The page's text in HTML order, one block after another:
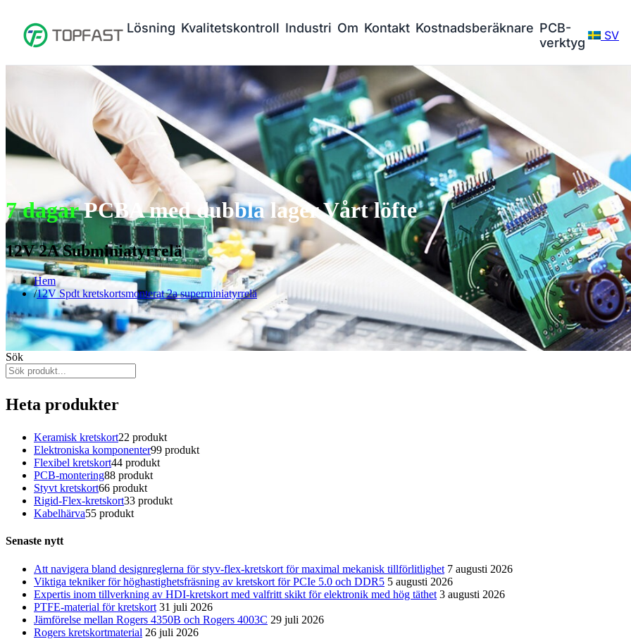
Lösning Kvalitetskontroll Industri Om Kontakt Kostnadsberäknare PCB-
verktyg
SV
7 dagarPCBA med dubbla lager Vårt löfte
12V 2A Subminiatyrrelä
Hem
12V Spdt kretskortsmonterat 2a superminiatyrrelä
Sök
Heta produkter
Keramisk kretskort22 produkt
Elektroniska komponenter99 produkt
Flexibel kretskort44 produkt
PCB-montering88 produkt
Styvt kretskort66 produkt
Rigid-Flex-kretskort33 produkt
Kabelhärva55 produkt
Senaste nytt
Att navigera bland designreglerna för styv-flex-kretskort för maximal mekanisk tillförlitlighet 7 augusti 2026
Viktiga tekniker för höghastighetsfräsning av kretskort för PCIe 5.0 och DDR5 5 augusti 2026
Expertis inom tillverkning av HDI-kretskort med valfritt skikt för elektronik med hög täthet 3 augusti 2026
PTFE-material för kretskort 31 juli 2026
Jämförelse mellan Rogers 4350B och Rogers 4003C 29 juli 2026
Rogers kretskortmaterial 26 juli 2026